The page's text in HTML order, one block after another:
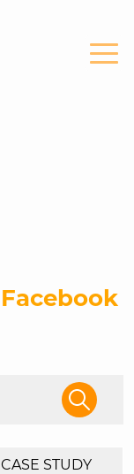
Facebook
CASE STUDY